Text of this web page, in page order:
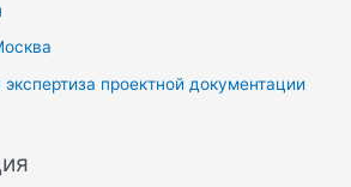
проектной документации